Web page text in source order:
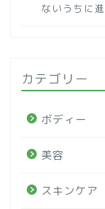
ないうちに
カテゴリー
ボディー
美容
スキンケア